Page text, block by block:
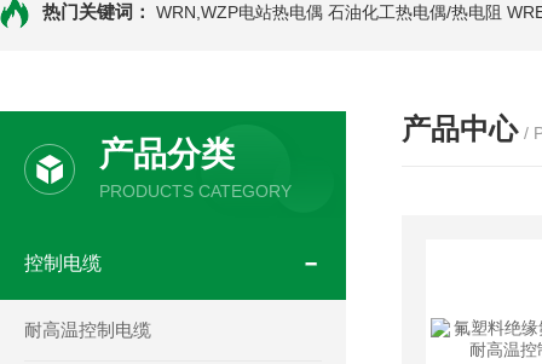
热门关键词： WRN,WZP电站热电偶 石油化工热电偶/热电阻
产品分类
PRODUCTS CATEGORY
控制电缆
耐高温控制电缆
产品中心 /